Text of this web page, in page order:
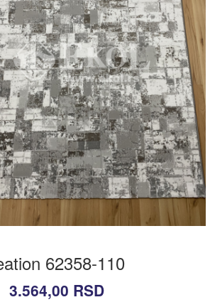
62358-110
3.564,00 RSD